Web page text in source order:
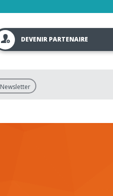
DEVENIR PARTENAIRE
Newsletter